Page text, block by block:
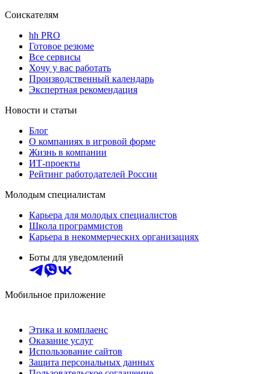
Соискателям
hh PRO
Готовое резюме
Все сервисы
Хочу у вас работать
Производственный календарь
Экспертная рекомендация
Новости и статьи
Блог
О компаниях в игровой форме
Жизнь в компании
ИТ-проекты
Рейтинг работодателей России
Молодым специалистам
Карьера для молодых специалистов
Школа программистов
Карьера в некоммерческих организациях
Боты для уведомлений
Мобильное приложение
Этика и комплаенс
Оказание услуг
Использование сайтов
Защита персональных данных